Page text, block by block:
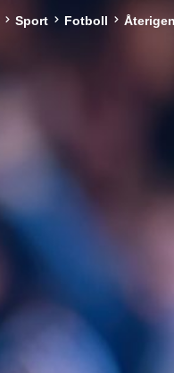
Sport Fotboll